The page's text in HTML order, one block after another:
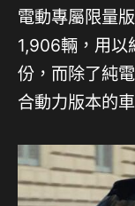
電動專屬限量
1,906輛，用以
份，而除了純
合動力版本的